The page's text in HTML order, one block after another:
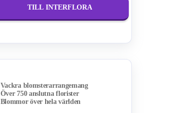
TILL INTERFLORA
Vackra blomsterarrangemang
Över 750 anslutna florister
Blommor över hela världen